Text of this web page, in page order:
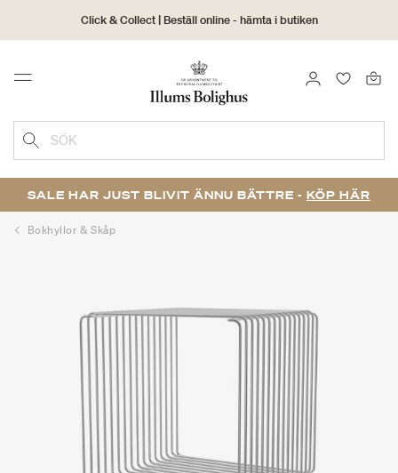
Click & Collect | Beställ online - hämta i butiken
30 dagars returrätt
Menu LOGGA IN
SÖK
SALE HAR JUST BLIVIT ÄNNU BÄTTRE - KÖP HÄR
Bokhyllor & Skåp